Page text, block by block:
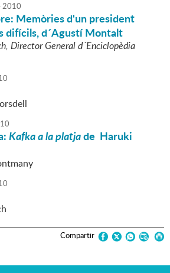
2010
Memòries d'un president
difícils, d´Agustí Montalt
Director General d´Enciclopèdia
Kafka a la platjade Haruki
Compartir